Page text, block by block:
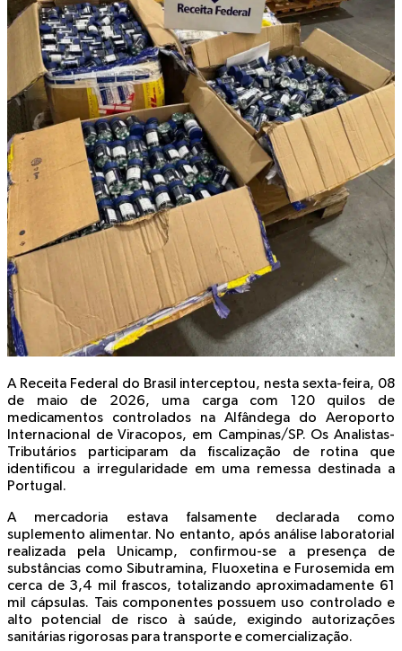
A Receita Federal do Brasil interceptou, nesta sexta-feira, 08
de maio de 2026, uma carga com 120 quilos de
medicamentos controlados na Alfândega do Aeroporto
Internacional de Viracopos, em Campinas/SP. Os Analistas-
Tributários participaram da fiscalização de rotina que
identificou a irregularidade em uma remessa destinada a
Portugal.
A mercadoria estava falsamente declarada como
suplemento alimentar. No entanto, após análise laboratorial
realizada pela Unicamp, confirmou-se a presença de
substâncias comoSibutramina, Fluoxetina e Furosemida em
cerca de 3,4 mil frascos, totalizando aproximadamente 61
mil cápsulas. Tais componentes possuem uso controlado e
alto potencial de risco à saúde, exigindo autorizações
sanitárias rigorosas para transporte e comercialização.